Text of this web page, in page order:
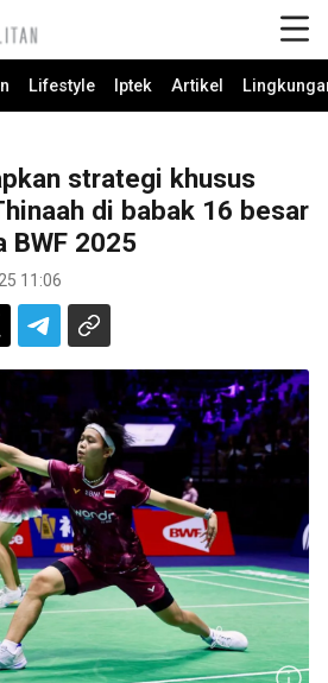
Lifestyle Iptek Artikel
strategi khusus
di babak 16 besar
BWF 2025
11:06